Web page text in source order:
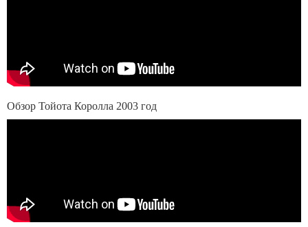
Обзор Тойота Королла 2003 год